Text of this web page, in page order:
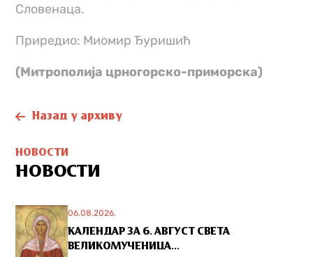
Словенаца.
Приредио: Миомир Ђуришић
(Митрополија црногорско-приморска)
Назад у архиву
НОВОСТИ
НОВОСТИ
06.08.2026.
КАЛЕНДАР ЗА 6. АВГУСТ СВЕТА
ВЕЛИКОМУЧЕНИЦА...